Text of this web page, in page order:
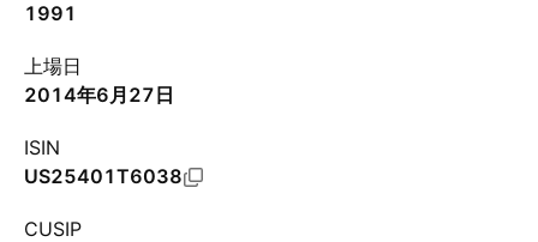
1991
上場日
2014年6月27日
ISIN
US25401T6038
CUSIP